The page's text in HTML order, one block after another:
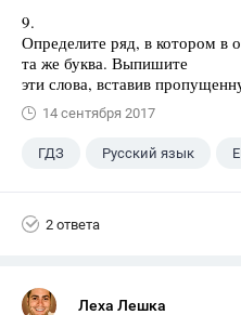
9.
Определите ряд, в котором в
та же буква. Выпишите
эти слова, вставив
14 сентября 2017
ГДЗ Русский язык
2 ответа
Леха Лешка